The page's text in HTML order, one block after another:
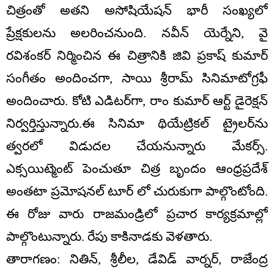
చిత్రంతో అతని అసోషియేషన్ భారీ సంఖ్యలో
ప్రేక్షకులను అలరించనుంది. నవీన్ యెర్నేని, వై
రవిశంకర్ నిర్మించిన ఈ చిత్రానికి జివి ప్రకాష్ కుమార్
సంగీతం అందించగా, సాయి శ్రీరామ్ సినిమాటోగ్రఫీ
అందించారు. కోటి ఎడిటర్‌గా, రాం కుమార్ ఆర్ట్ డైరెక్షన్
నిర్వర్తిస్తున్నారు.ఈ సినిమా థియేట్రికల్ ట్రైలర్‌ను
త్వరలో విడుదల చేయనున్నారు మేకర్స్.
ఎక్సయిట్మెంట్ పెంచుతూ చిత్ర బృందం ఆంధ్రప్రదేశ్
అంతటా ప్రమోషనల్ టూర్ లో చురుకుగా పాల్గొంటోంది.
ఈ రోజు వారు రాజమండ్రిలో ప్రచార కార్యక్రమాల్లో
పాల్గొంటున్నారు. రేపు కాకినాడకు వెళతారు.
తారాగణం: నితిన్, శ్రీలీల, డేవిడ్ వార్నర్, రాజేంద్ర